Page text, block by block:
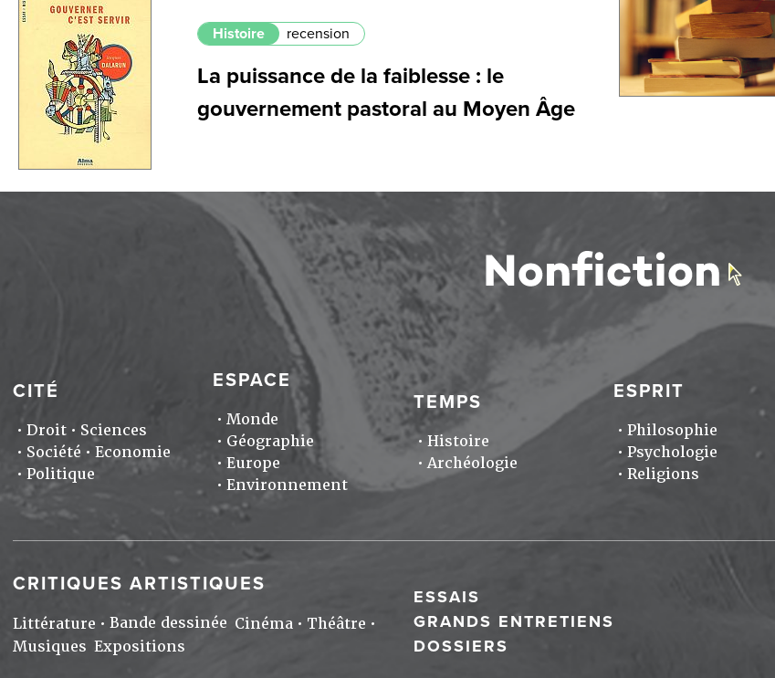
Histoire recension
La puissance de la faiblesse : le
gouvernement pastoral au Moyen Âge
CITÉ
Droit
Sciences
Société
Economie
Politique
ESPACE
Monde
Géographie
Europe
Environnement
TEMPS
Histoire
Archéologie
ESPRIT
Philosophie
Psychologie
Religions
CRITIQUES ARTISTIQUES
Littérature Bande dessinée Cinéma
Théâtre
Musiques Expositions
ESSAIS
GRANDS ENTRETIENS
DOSSIERS